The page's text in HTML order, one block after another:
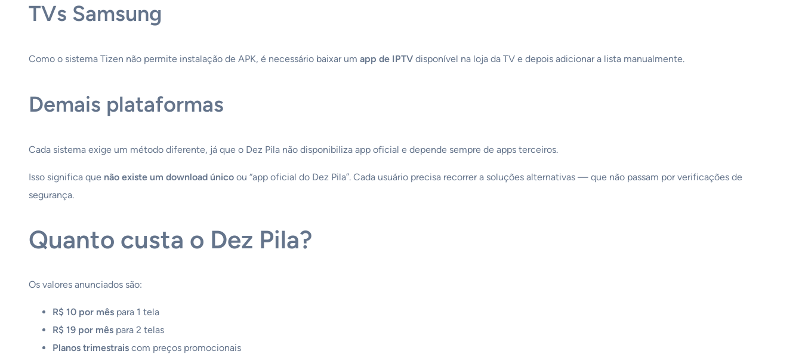
TVs Samsung
Como o sistema Tizen não permite instalação de APK, é necessário baixar um app de IPTV disponível na loja da TV e depois adicionar a lista manualmente.
Demais plataformas
Cada sistema exige um método diferente, já que o Dez Pila não disponibiliza app oficial e depende sempre de apps terceiros.
Isso significa que não existe um download único ou “app oficial do Dez Pila”. Cada usuário precisa recorrer a soluções alternativas — que não passam por verificações de
segurança.
Quanto custa o Dez Pila?
Os valores anunciados são:
R$ 10 por mês para 1 tela
R$ 19 por mês para 2 telas
Planos trimestrais com preços promocionais